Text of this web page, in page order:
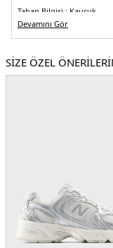
Taban Bilgisi : Kauçuk
Taban Yüksekliği :
Detay :-ABZORB orta
kombinasyonu ile
-
Devamını Gör
SİZE ÖZEL